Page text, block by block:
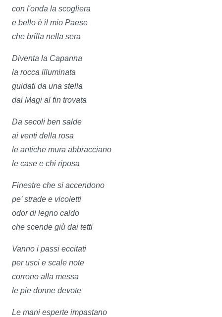
con l'onda la scogliera
e bello è il mio Paese
che brilla nella sera
Diventa la Capanna
la rocca illuminata
guidati da una stella
dai Magi al fin trovata
Da secoli ben salde
ai venti della rosa
le antiche mura abbracciano
le case e chi riposa
Finestre che si accendono
pe’ strade e vicoletti
odor di legno caldo
che scende giù dai tetti
Vanno i passi eccitati
per usci e scale note
corrono alla messa
le pie donne devote
Le mani esperte impastano